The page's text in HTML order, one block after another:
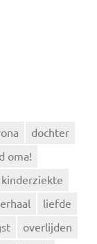
dochter
oma!
kinderziekte
liefde
overlijden